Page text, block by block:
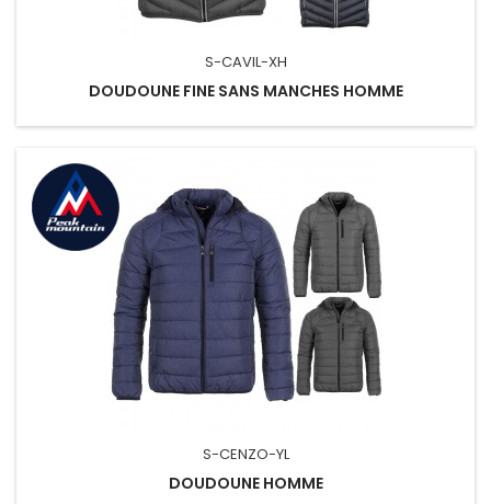
S-CAVIL-XH
DOUDOUNE FINE SANS MANCHES HOMME
S-CENZO-YL
DOUDOUNE HOMME